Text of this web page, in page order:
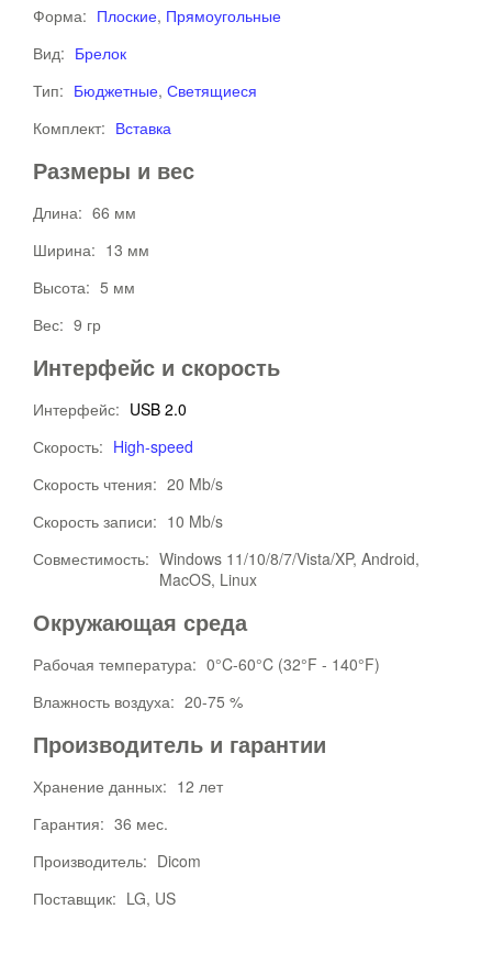
Форма: Плоские, Прямоугольные
Вид: Брелок
Тип: Бюджетные, Светящиеся
Комплект: Вставка
Размеры и вес
Длина: 66 мм
Ширина: 13 мм
Высота: 5 мм
Вес: 9 гр
Интерфейс и скорость
Интерфейс: USB 2.0
Скорость: High-speed
Скорость чтения: 20 Mb/s
Скорость записи: 10 Mb/s
Совместимость: Windows 11/10/8/7/Vista/XP, Android,
MacOS, Linux
Окружающая среда
Рабочая температура: 0°C-60°C (32°F - 140°F)
Влажность воздуха: 20-75 %
Производитель и гарантии
Хранение данных: 12 лет
Гарантия: 36 мес.
Производитель: Dicom
Поставщик: LG, US